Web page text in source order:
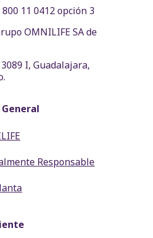
11 0412 opción 3
OMNILIFE SA de
I, Guadalajara,
Responsable